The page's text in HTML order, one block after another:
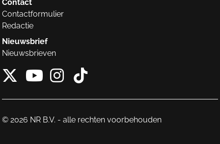
Contact
Contactformulier
Redactie
Nieuwsbrief
Nieuwsbrieven
X van NieuwRechts
Instagram van
Tiktok van
© 2026 NR B.V. - alle rechten voorbehouden